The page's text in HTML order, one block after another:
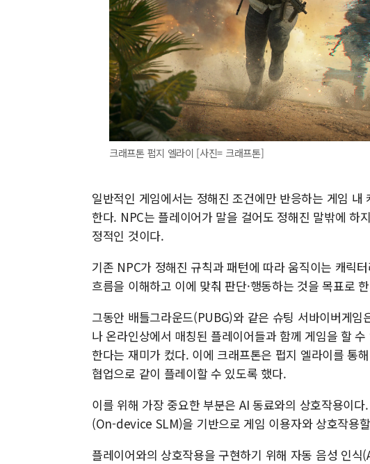
크래프톤 펍지 엘라이 [사진= 크래프톤]
일반적인 게임에서는 정해진 조건에만 반응하는 게임
한다. NPC는 플레이어가 말을 걸어도 정해진 말밖에 하
정적인 것이다.
기존 NPC가 정해진 규칙과 패턴에 따라 움직이는 캐릭
흐름을 이해하고 이에 맞춰 판단·행동하는 것을 목표로
그동안 배틀그라운드(PUBG)와 같은 슈팅 서바이버게
나 온라인상에서 매칭된 플레이어들과 함께 게임을 할
한다는 재미가 컸다. 이에 크래프톤은 펍지 엘라이를 통
협업으로 같이 플레이할 수 있도록 했다.
이를 위해 가장 중요한 부분은 AI 동료와의 상호작용이
(On-device SLM)을 기반으로 게임 이용자와 상호작용
플레이어와의 상호작용을 구현하기 위해 자동 음성 인